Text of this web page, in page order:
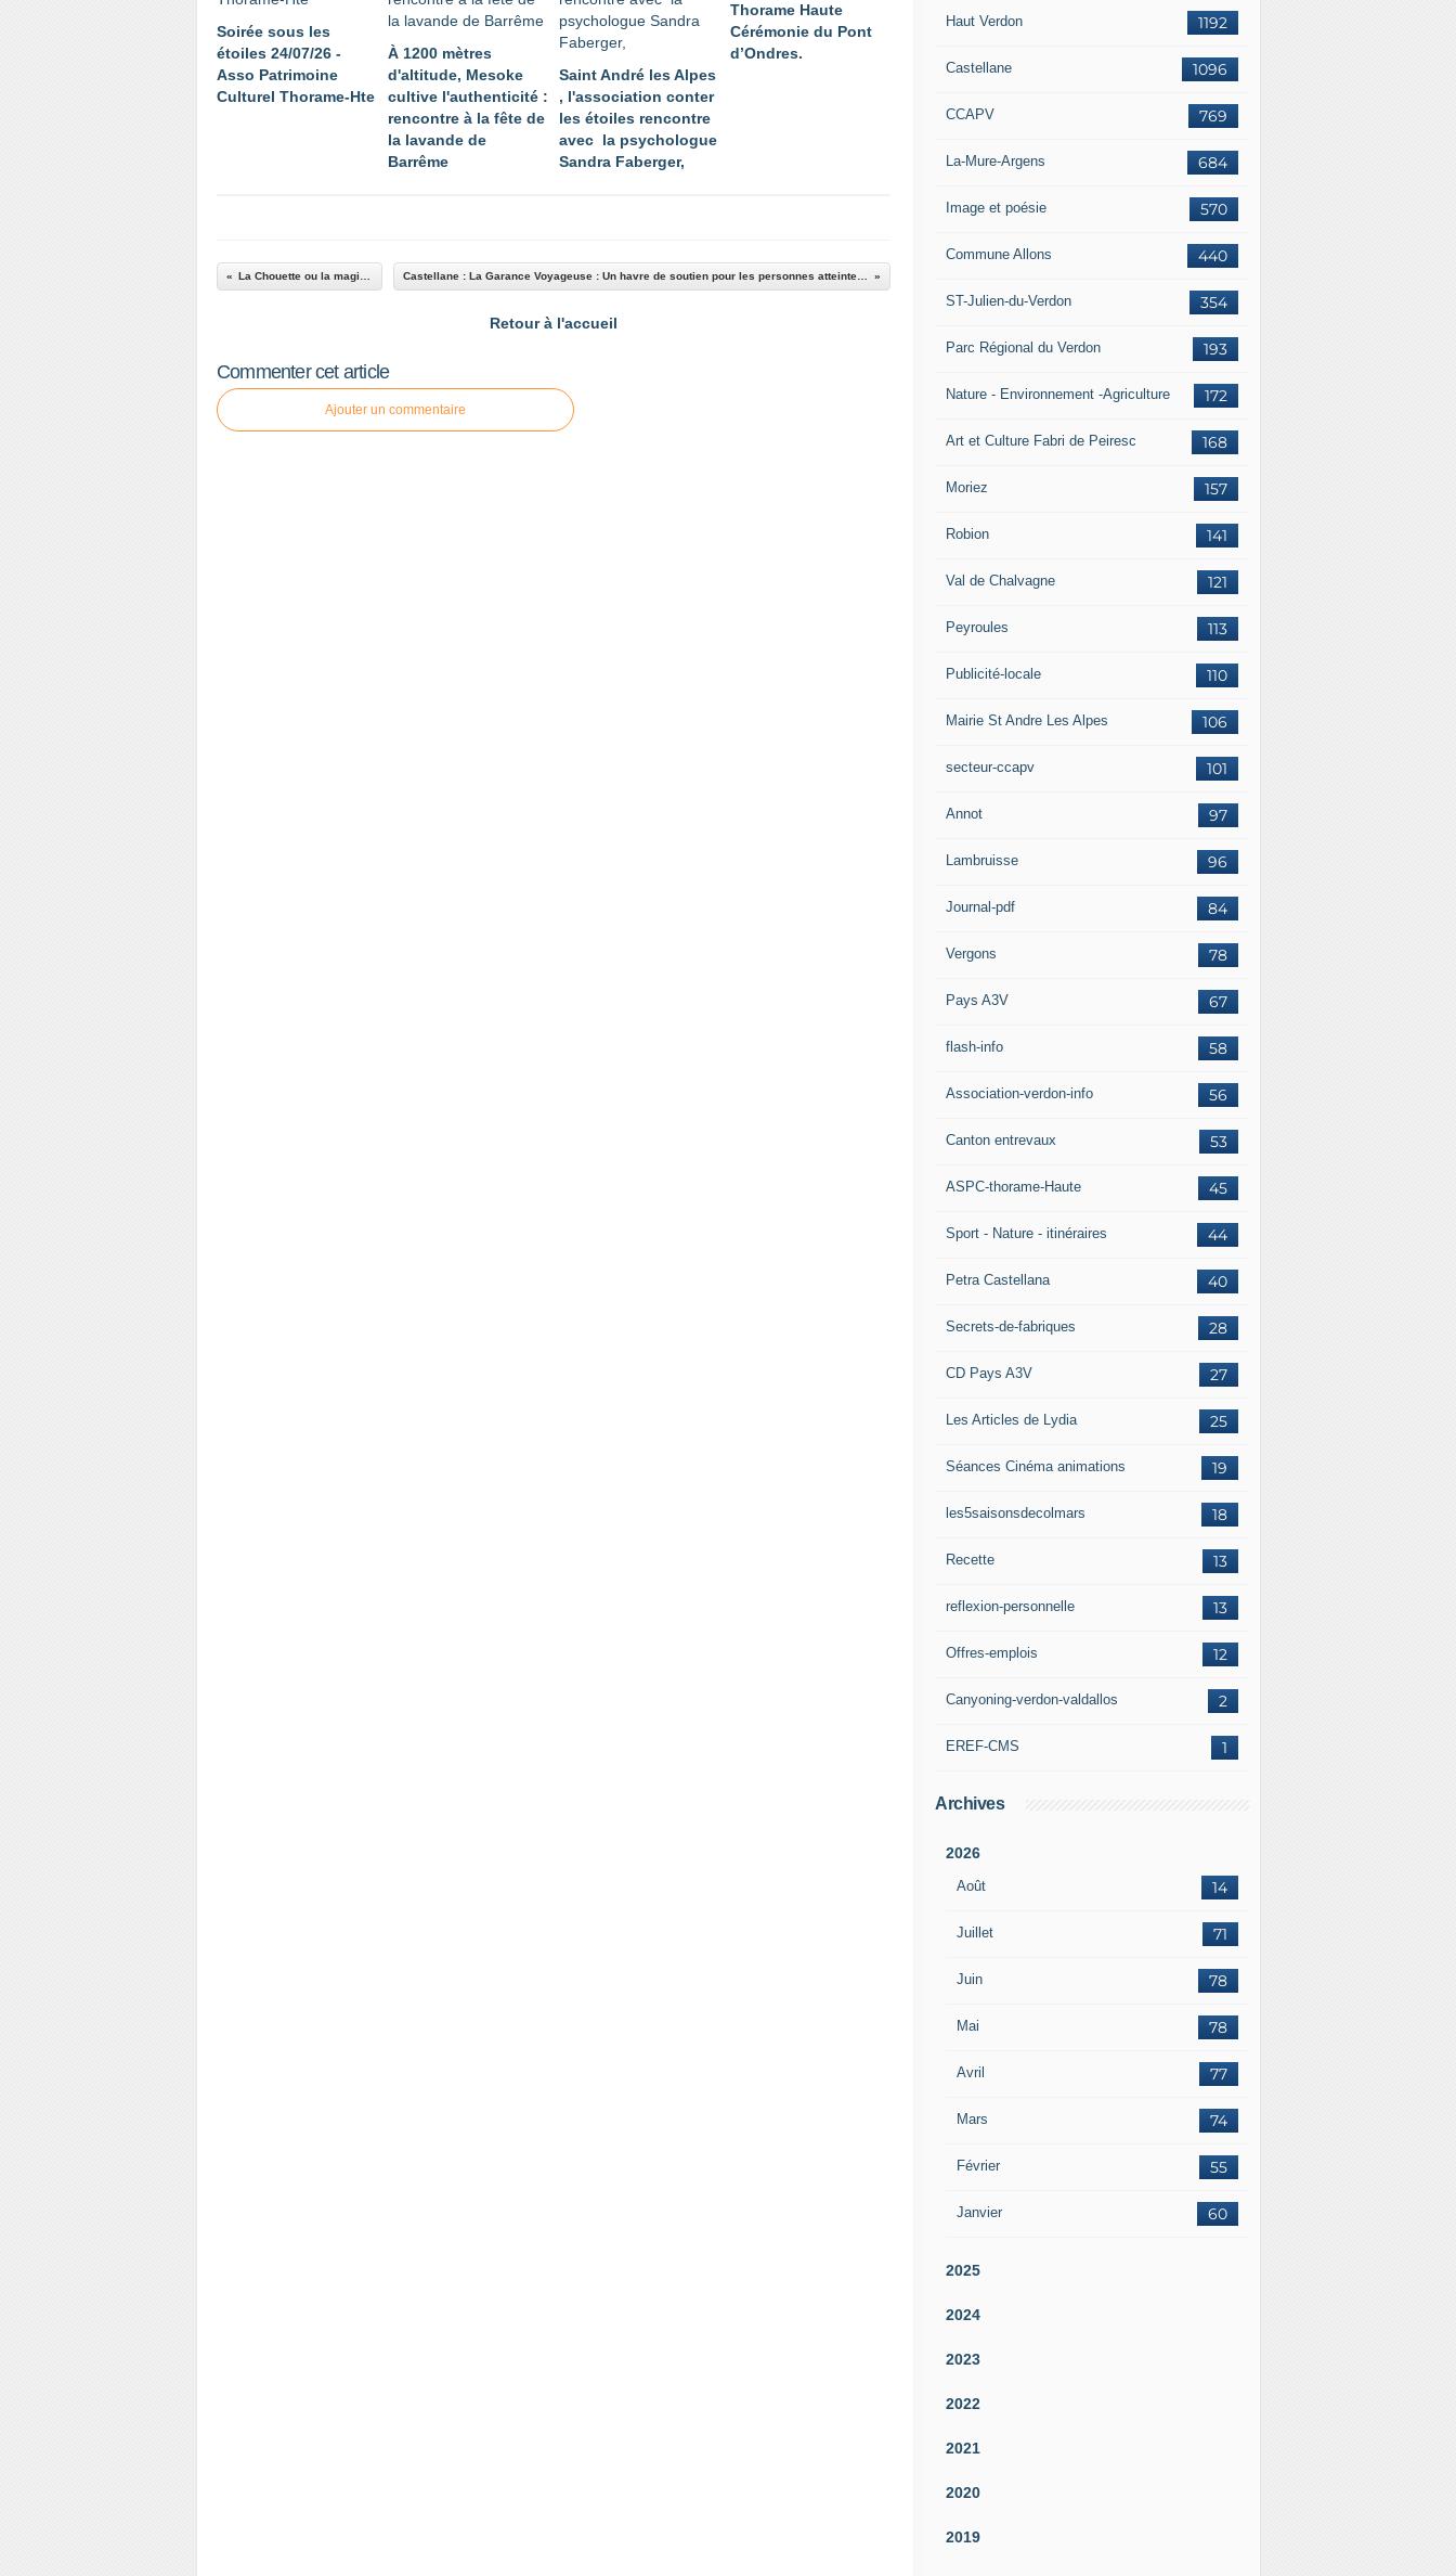
Soirée sous les
étoiles 24/07/26 -
Asso Patrimoine
Culturel Thorame-Hte
À 1200 mètres
d'altitude, Mesoke
cultive l'authenticité :
rencontre à la fête de
la lavande de
Barrême
Saint André les Alpes
, l'association conter
les étoiles rencontre
avec la psychologue
Sandra Faberger,
Thorame Haute
Cérémonie du Pont
d’Ondres.
Retour à l'accueil
Commenter cet article
Ajouter un commentaire
1192
Haut Verdon
1096
Castellane
769
CCAPV
684
La-Mure-Argens
570
Image et poésie
440
Commune Allons
354
ST-Julien-du-Verdon
193
Parc Régional du Verdon
172
Nature - Environnement -Agriculture
168
Art et Culture Fabri de Peiresc
157
Moriez
141
Robion
121
Val de Chalvagne
113
Peyroules
110
Publicité-locale
106
Mairie St Andre Les Alpes
101
secteur-ccapv
97
Annot
96
Lambruisse
84
Journal-pdf
78
Vergons
67
Pays A3V
58
flash-info
56
Association-verdon-info
53
Canton entrevaux
45
ASPC-thorame-Haute
44
Sport - Nature - itinéraires
40
Petra Castellana
28
Secrets-de-fabriques
27
CD Pays A3V
25
Les Articles de Lydia
19
Séances Cinéma animations
18
les5saisonsdecolmars
13
Recette
13
reflexion-personnelle
12
Offres-emplois
2
Canyoning-verdon-valdallos
1
EREF-CMS
Archives
2026
Août 14
Juillet 71
Juin 78
Mai 78
Avril 77
Mars 74
Février 55
Janvier 60
2025
2024
2023
2022
2021
2020
2019